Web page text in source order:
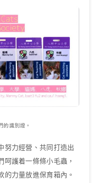
的識別證。
努力經營、共同打造出
護着一條條小毛蟲，
力量放進保育箱內。